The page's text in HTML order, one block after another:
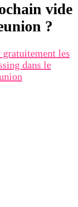
vide
?
les
dans le